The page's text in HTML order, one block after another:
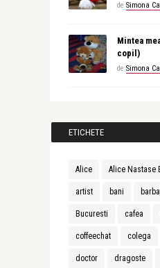
de Simona
Mintea
copil)
de Simona
ETICHETE
Alice Alice Nastase
artist bani
Bucuresti cafea
coffeechat colega
doctor dragoste